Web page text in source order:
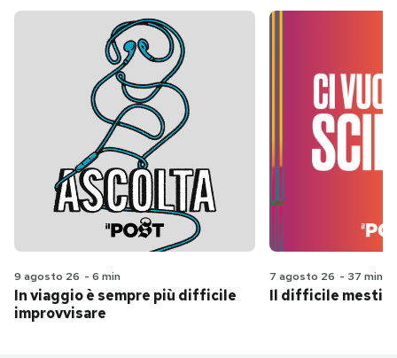
9 agosto 26 - 6 min
In viaggio è sempre più difficile
improvvisare
7 agosto 26 - 37 min
Il difficile